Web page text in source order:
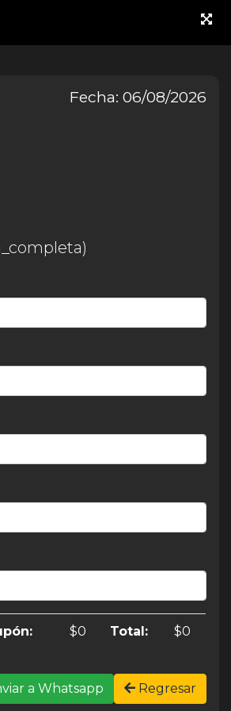
Fecha: 06/08/2026
$0 Total: $0
a Whatsapp Regresar